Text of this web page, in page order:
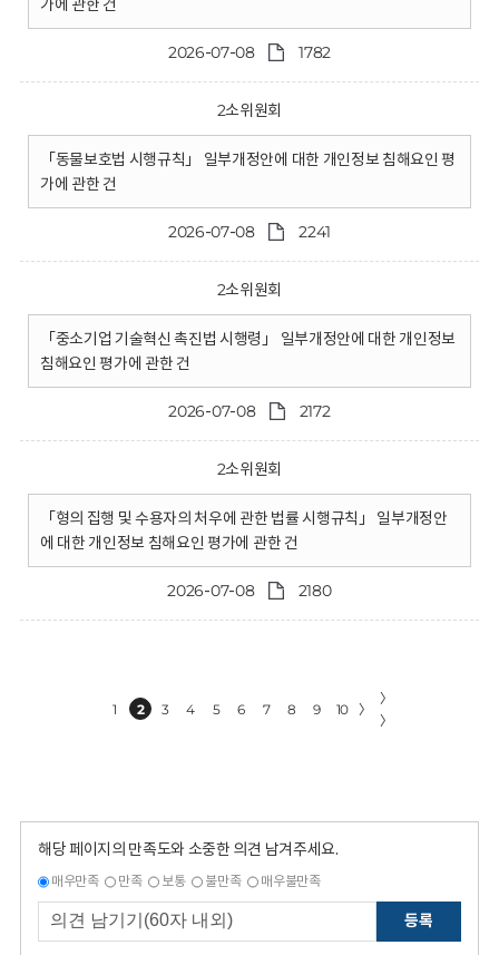
가에 관한 건
2026-07-08 1782
2소위원회
「동물보호법 시행규칙」 일부개정안에 대한 개인정보 침해요인 평
가에 관한 건
2026-07-08 2241
2소위원회
「중소기업 기술혁신 촉진법 시행령」 일부개정안에 대한 개인정보
침해요인 평가에 관한 건
2026-07-08 2172
2소위원회
「형의 집행 및 수용자의 처우에 관한 법률 시행규칙」 일부개정안
에 대한 개인정보 침해요인 평가에 관한 건
2026-07-08 2180
1 2 3 4 5 6 7 8 9 10 〉
〉
〉
해당 페이지의 만족도와 소중한 의견 남겨주세요.
매우만족 만족 보통 불만족 매우불만족
등록